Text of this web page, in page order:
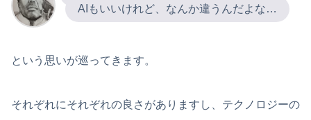
AIもいいけれど、なんか違うんだよな…
という思いが巡ってきます。
それぞれにそれぞれの良さがありますし、テクノロジーの